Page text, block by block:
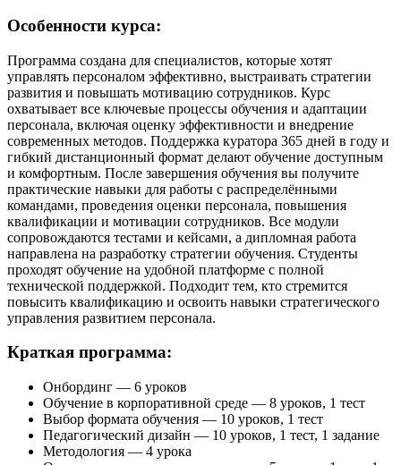
Особенности курса:
Программа создана для специалистов, которые хотят
управлять персоналом эффективно, выстраивать стратегии
развития и повышать мотивацию сотрудников. Курс
охватывает все ключевые процессы обучения и адаптации
персонала, включая оценку эффективности и внедрение
современных методов. Поддержка куратора 365 дней в году и
гибкий дистанционный формат делают обучение доступным
и комфортным. После завершения обучения вы получите
практические навыки для работы с распределёнными
командами, проведения оценки персонала, повышения
квалификации и мотивации сотрудников. Все модули
сопровождаются тестами и кейсами, а дипломная работа
направлена на разработку стратегии обучения. Студенты
проходят обучение на удобной платформе с полной
технической поддержкой. Подходит тем, кто стремится
повысить квалификацию и освоить навыки стратегического
управления развитием персонала.
Краткая программа:
Онбординг — 6 уроков
Обучение в корпоративной среде — 8 уроков, 1 тест
Выбор формата обучения — 10 уроков, 1 тест
Педагогический дизайн — 10 уроков, 1 тест, 1 задание
Методология — 4 урока